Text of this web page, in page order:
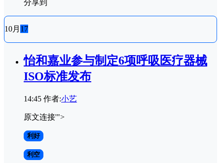
分享到
10月 17
怡和嘉业参与制定6项呼吸医疗器械
ISO标准发布
14:45 作者:小艺
原文连接'">
利好
利空